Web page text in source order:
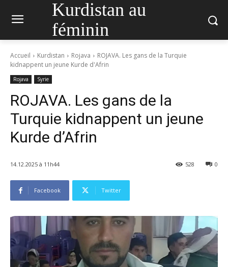
Kurdistan au
féminin
Accueil Kurdistan Rojava
ROJAVA. Les gans de la Turquie
kidnappent un jeune Kurde d'Afrin
Rojava Syrie
ROJAVA. Les gans de la
Turquie kidnappent un jeune
Kurde d’Afrin
14.12.2025 à 11h44 0
528
Facebook Twitter